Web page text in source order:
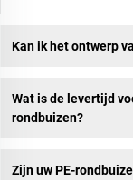
Kan ik het ontwerp
Wat is de levertijd
rondbuizen?
Zijn uw PE-